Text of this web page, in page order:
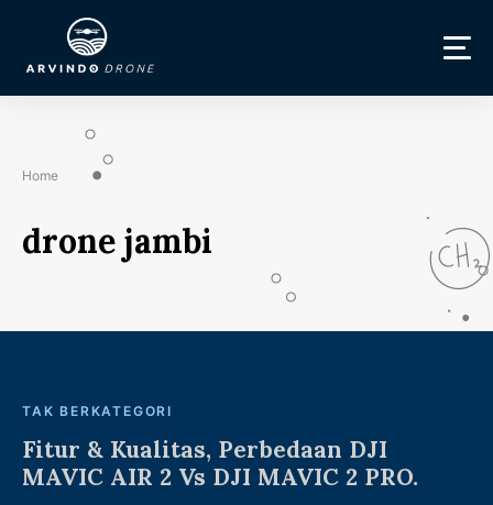
Home
drone jambi
TAK BERKATEGORI
Fitur & Kualitas, Perbedaan DJI
MAVIC AIR 2 Vs DJI MAVIC 2 PRO.